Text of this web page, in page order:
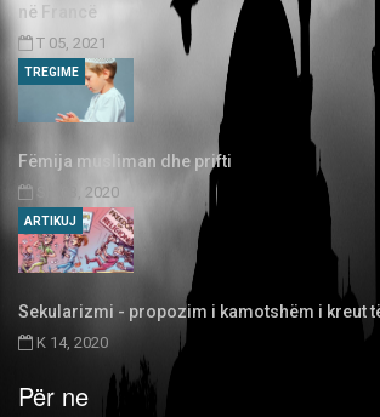
në Francë
T 05, 2021
Fëmija musliman dhe prifti
SH 03, 2020
TREGIME
Sekularizmi - propozim i kamotshëm i kreut
K 14, 2020
ARTIKUJ
Për ne